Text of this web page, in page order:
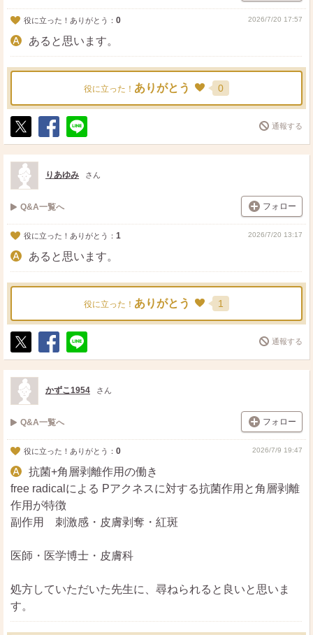
役に立った！ありがとう： 0 2026/7/20 17:57
あると思います。
役に立った！ ありがとう 0
ポ
ス
ト
シ
ェ
送
る
通報する
りあゆみ さん
Q&A一覧へ フォロー
役に立った！ありがとう： 1 2026/7/20 13:17
あると思います。
役に立った！ ありがとう 1
ポ
ス
ト
シ
ェ
送
る
通報する
かずこ1954 さん
Q&A一覧へ フォロー
役に立った！ありがとう： 0 2026/7/9 19:47
抗菌+角層剥離作用の働き
free radicalによる Pアクネスに対する抗菌作用と角層剥離
作用が特徴
副作用 刺激感・皮膚剥奪・紅斑
医師・医学博士・皮膚科
処方していただいた先生に、尋ねられると良いと思いま
す。